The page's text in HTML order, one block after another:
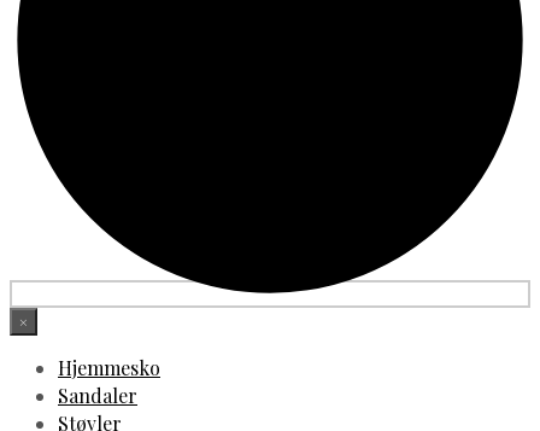
×
Hjemmesko
Sandaler
Støvler